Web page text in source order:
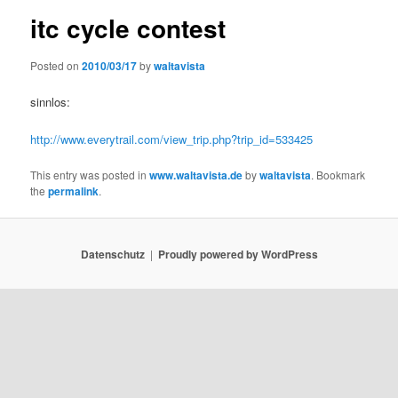
itc cycle contest
Posted on2010/03/17bywaltavista
sinnlos:
http://www.everytrail.com/view_trip.php?trip_id=533425
This entry was posted inwww.waltavista.debywaltavista. Bookmark
thepermalink.
Datenschutz Proudly powered by WordPress